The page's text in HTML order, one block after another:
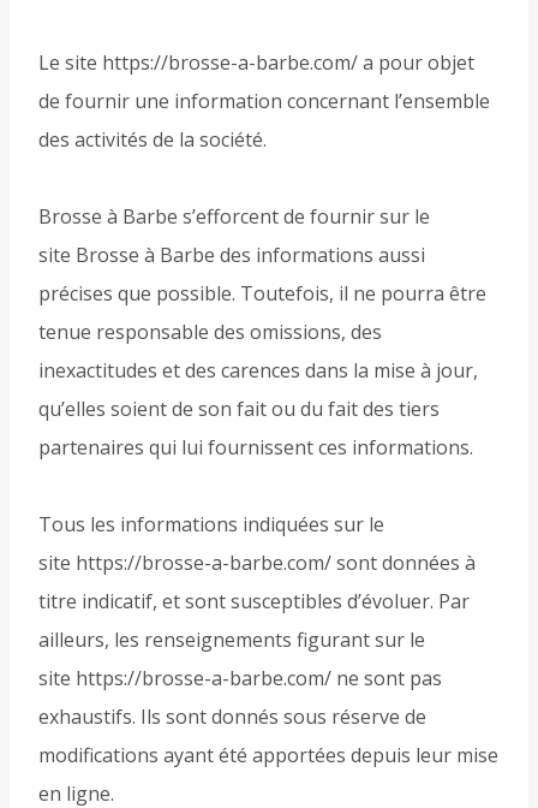
Le site https://brosse-a-barbe.com/ a pour objet
de fournir une information concernant l’ensemble
des activités de la société.
Brosse à Barbe s’efforcent de fournir sur le
site Brosse à Barbe des informations aussi
précises que possible. Toutefois, il ne pourra être
tenue responsable des omissions, des
inexactitudes et des carences dans la mise à jour,
qu’elles soient de son fait ou du fait des tiers
partenaires qui lui fournissent ces informations.
Tous les informations indiquées sur le
site https://brosse-a-barbe.com/ sont données à
titre indicatif, et sont susceptibles d’évoluer. Par
ailleurs, les renseignements figurant sur le
site https://brosse-a-barbe.com/ ne sont pas
exhaustifs. Ils sont donnés sous réserve de
modifications ayant été apportées depuis leur mise
en ligne.